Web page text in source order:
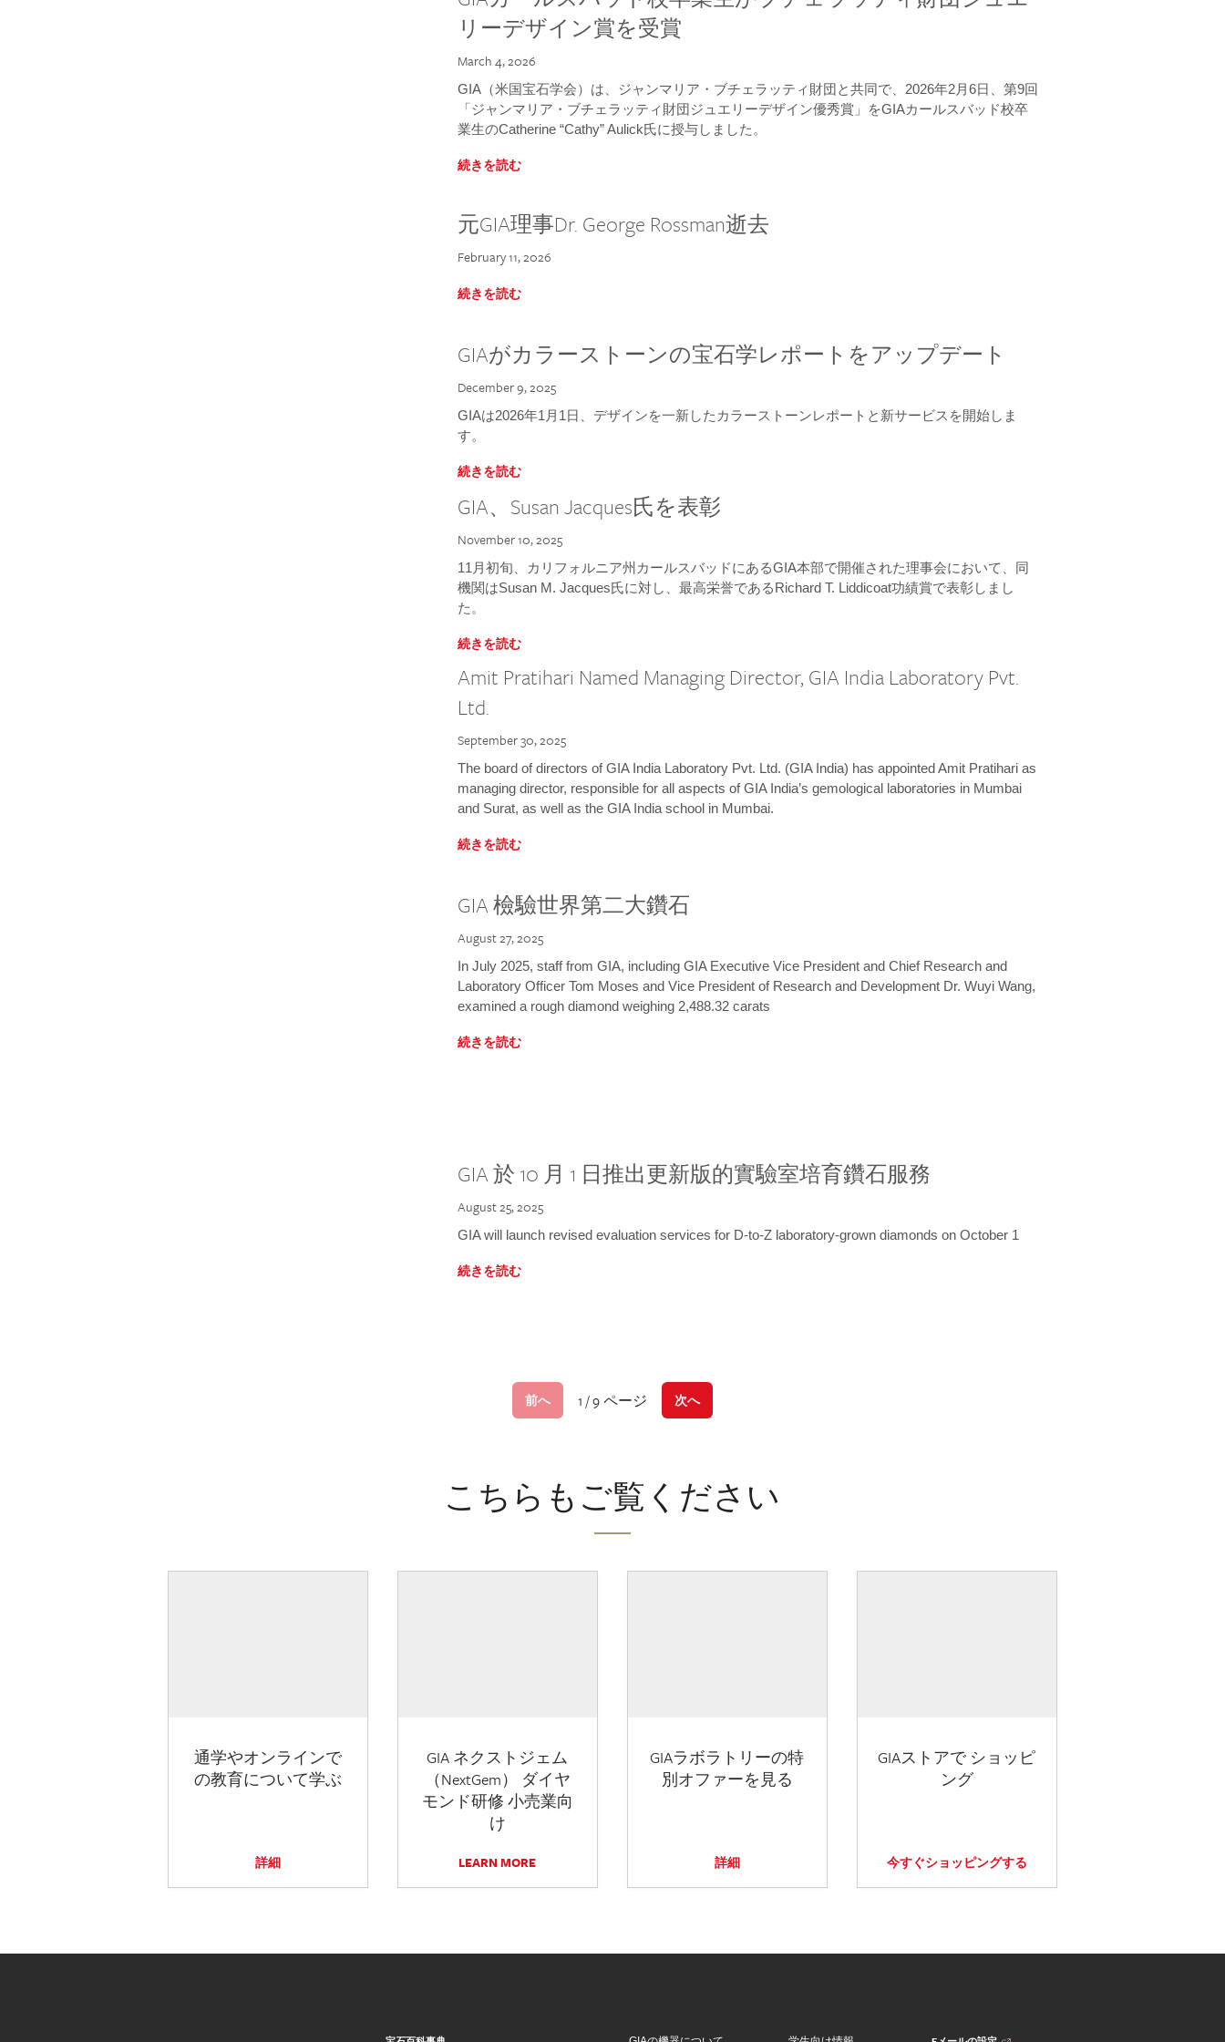
リーデザイン賞を受賞
March 4, 2026
GIA（米国宝石学会）は、ジャンマリア・ブチェラッティ財団と共同で、2026年2月6日、第9回
「ジャンマリア・ブチェラッティ財団ジュエリーデザイン優秀賞」をGIAカールスバッド校卒
業生のCatherine “Cathy” Aulick氏に授与しました。
続きを読む
元GIA理事Dr. George Rossman逝去
February 11, 2026
続きを読む
GIAがカラーストーンの宝石学レポートをアップデート
December 9, 2025
GIAは2026年1月1日、デザインを一新したカラーストーンレポートと新サービスを開始しま
す。
続きを読む
GIA、Susan Jacques氏を表彰
November 10, 2025
11月初旬、カリフォルニア州カールスバッドにあるGIA本部で開催された理事会において、同
機関はSusan M. Jacques氏に対し、最高栄誉であるRichard T. Liddicoat功績賞で表彰しまし
た。
続きを読む
Amit Pratihari Named Managing Director, GIA India Laboratory Pvt.
Ltd.
September 30, 2025
The board of directors of GIA India Laboratory Pvt. Ltd. (GIA India) has appointed Amit Pratihari as
managing director, responsible for all aspects of GIA India’s gemological laboratories in Mumbai
and Surat, as well as the GIA India school in Mumbai.
続きを読む
GIA 檢驗世界第二大鑽石
August 27, 2025
In July 2025, staff from GIA, including GIA Executive Vice President and Chief Research and
Laboratory Officer Tom Moses and Vice President of Research and Development Dr. Wuyi Wang,
examined a rough diamond weighing 2,488.32 carats
続きを読む
GIA 於 10 月 1 日推出更新版的實驗室培育鑽石服務
August 25, 2025
GIA will launch revised evaluation services for D-to-Z laboratory-grown diamonds on October 1
続きを読む
前へ 1 / 9 ページ 次へ
こちらもご覧ください
通学やオンラインで
の教育について学ぶ
詳細
GIA ネクストジェム
（NextGem） ダイヤ
モンド研修 小売業向
け
LEARN MORE
GIAラボラトリーの特
別オファーを見る
詳細
GIAストアで ショッピ
ング
今すぐショッピングする